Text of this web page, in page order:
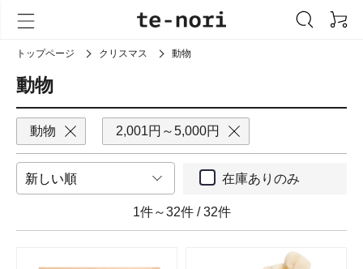
トップページ クリスマス 動物
動物
動物 2,001円～5,000円
在庫ありのみ
1件～32件 / 32件